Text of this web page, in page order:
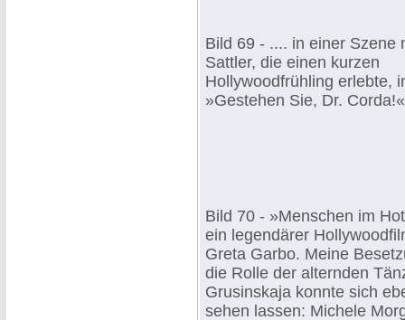
Bild 69 - .... in einer Szene
Sattler, die einen kurzen
Hollywoodfrühling erlebte,
»Gestehen Sie, Dr. Corda!«
Bild 70 - »Menschen im
ein legendärer
Greta Garbo. Meine
die Rolle der alternden
Grusinskaja konnte sich
sehen lassen: Michele